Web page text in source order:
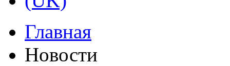
Главная
Новости